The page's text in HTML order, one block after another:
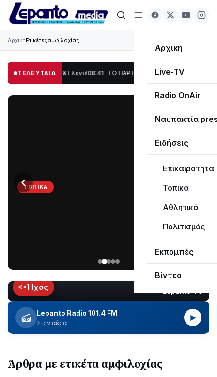
Αρχική
Live-TV
Radio OnAir
Ναυπακτία
Ειδήσεις
Επικαιρότητα
Τοπικά
Αθλητικά
Πολιτισμός
Εκπομπές
Βίντεο
ΑρχικήΕτικέτεςαμφιλοχίας
ΤΕΛΕΥΤΑΙΑ
Χορός & Γλέντι! 08:41 ΤΟ ΠΑΡΤΥ ΣΥΝΕΧΙΖΕΤΑΙ…19:47 Στο σκοτάδι
ΤΟΠΙΚΆ
Κωτσανά
για
τα
μεγάλα
έργα
‹
LIVEΉχος
Lepanto Radio 101.4 FM
Στον αέρα
▶
Άρθρα με ετικέτα αμφιλοχίας